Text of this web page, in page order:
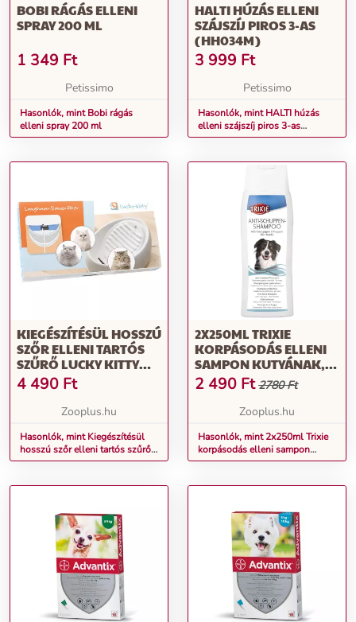
BOBI RÁGÁS ELLENI
SPRAY 200 ML
1 349 Ft
Petissimo
Hasonlók, mint Bobi rágás
elleni spray 200 ml
HALTI HÚZÁS ELLENI
SZÁJSZÍJ PIROS 3-AS
(HH034M)
3 999 Ft
Petissimo
Hasonlók, mint HALTI húzás
elleni szájszíj piros 3-as
(HH034M)
KIEGÉSZÍTÉSÜL HOSSZÚ
SZŐR ELLENI TARTÓS
SZŰRŐ LUCKY KITTY
KERÁMIA MACSKA
ITATÓKÚTHOZ
4 490 Ft
Zooplus.hu
Hasonlók, mint Kiegészítésül
hosszú szőr elleni tartós szűrő
Lucky Kitty kerámia macska
2X250ML TRIXIE
KORPÁSODÁS ELLENI
SAMPON KUTYÁNAK,
MACSKÁKNAK
2 490 Ft 2780 Ft
Zooplus.hu
Hasonlók, mint 2x250ml Trixie
korpásodás elleni sampon
kutyának, macskáknak